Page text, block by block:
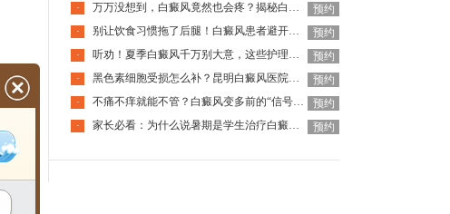
·
万万没想到，白癜风竟然也会疼？揭秘白斑背后的“疼痛真相”
预约
·
别让饮食习惯拖了后腿！白癜风患者避开这些食物，身体会感谢你
预约
·
听劝！夏季白癜风千万别大意，这些护理细节能救急
预约
·
黑色素细胞受损怎么补？昆明白癜风医院：这几样食材建议常上餐桌
预约
·
不痛不痒就能不管？白癜风变多前的“信号”，千万别忽视！
预约
·
家长必看：为什么说暑期是学生治疗白癜风的“黄金期” 预约